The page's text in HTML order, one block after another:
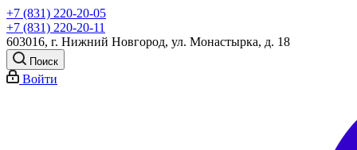
+7 (831) 220-20-05
+7 (831) 220-20-11
603016, г. Нижний Новгород, ул. Монастырка, д. 18
Поиск
Войти